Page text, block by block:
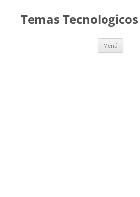
contenido
Temas
Menú